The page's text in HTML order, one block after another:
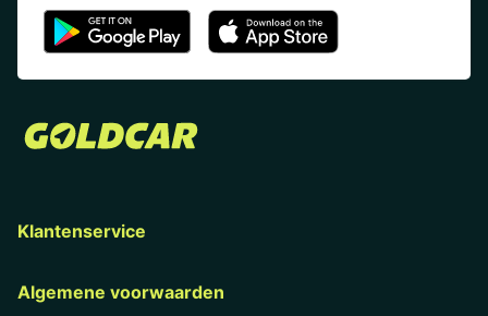
Klantenservice
Algemene voorwaarden